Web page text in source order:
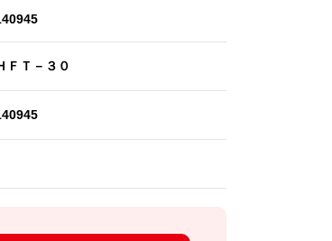
ＦＴ－３０